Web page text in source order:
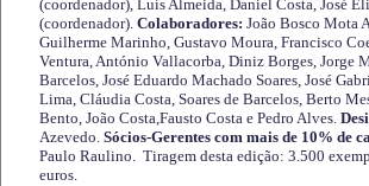
(coordenador), Luís Almeida, Daniel Costa, José
(coordenador). Colaboradores: João Bosco Mota
Guilherme Marinho, Gustavo Moura, Francisco
Ventura, António Vallacorba, Diniz Borges, Jorge
Barcelos, José Eduardo Machado Soares, José
Lima, Cláudia Costa, Soares de Barcelos, Berto
Bento, João Costa,Fausto Costa e Pedro Alves.
Azevedo. Sócios-Gerentes com mais de 10% de
Paulo Raulino. Tiragem desta edição: 3.500
euros.